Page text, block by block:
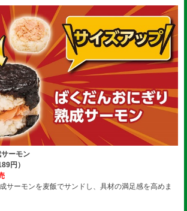
ーモン
円）
サーモンを麦飯でサンドし、具材の満足感を高めま